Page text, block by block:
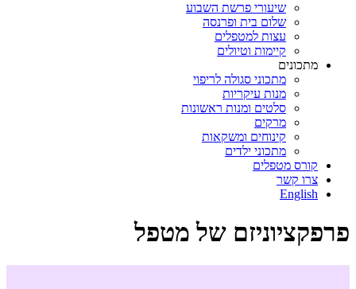
שיעורי פרשת השבוע
שלום בית ופרנסה
עצות למטפלים
קיימות וטיולים
מתכונים
מתכוני סגולה לריפוי
מנות עיקריות
סלטים ומנות ראשונות
מרקים
קינוחים ומשקאות
מתכוני ילדים
קורס מטפלים
צרו קשר
English
פרפקציוניזם של מטפל